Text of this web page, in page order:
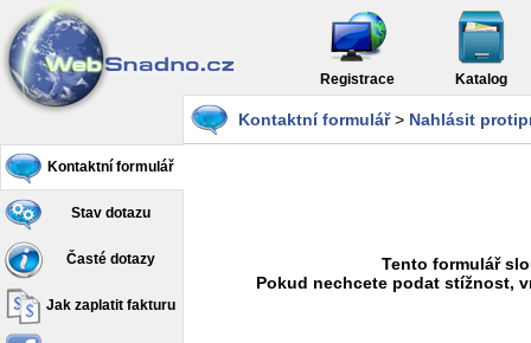
Registrace Katalog
Kontaktní formulář
Stav dotazu
Časté dotazy
Jak zaplatit fakturu
Kontaktní formulář> Nahlásit
Tento formulář
Pokud nechcete podat stížnost,